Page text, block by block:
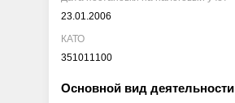
23.01.2006
КАТО
351011100
Основной вид деятельности